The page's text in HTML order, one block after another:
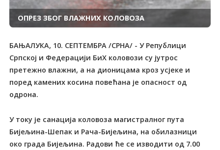
ОПРЕЗ ЗБОГ ВЛАЖНИХ КОЛОВОЗА
БАЊАЛУКА, 10. СЕПТЕМБРА /СРНА/ - У Републици
Српској и Федерацији БиХ коловози су јутрос
претежно влажни, а на дионицама кроз усјеке и
поред камених косина повећана је опасност од
одрона.
У току је санација коловоза магистралног пута
Бијељина-Шепак и Рача-Бијељина, на обилазници
око града Бијељина. Радови ће се изводити од 7.00